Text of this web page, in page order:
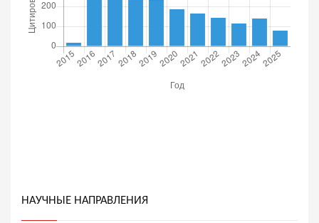
НАУЧНЫЕ НАПРАВЛЕНИЯ